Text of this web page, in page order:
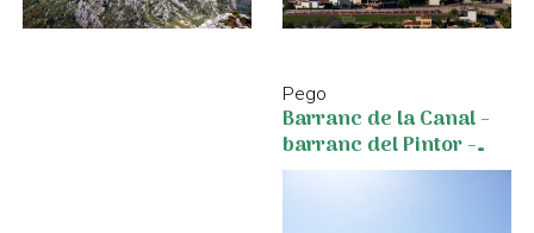
Pego
Barranc de la Canal -
barranc del Pintor -
barranc de Les Coves